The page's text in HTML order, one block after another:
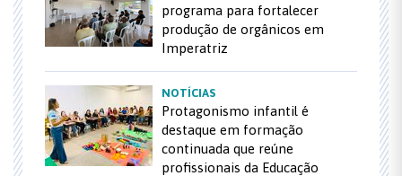
programa para fortalecer
produção de orgânicos em
Imperatriz
NOTÍCIAS
Protagonismo infantil é
destaque em formação
continuada que reúne
profissionais da Educação